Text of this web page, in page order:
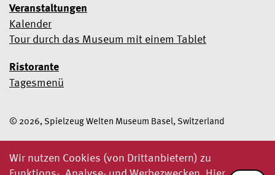
Wir nutzen Cookies (von Drittanbietern) zu
Veranstaltungen
Kalender
Tour durch das Museum mit einem Tablet
Ristorante
Tagesmenü
© 2026, Spielzeug Welten Museum Basel, Switzerland